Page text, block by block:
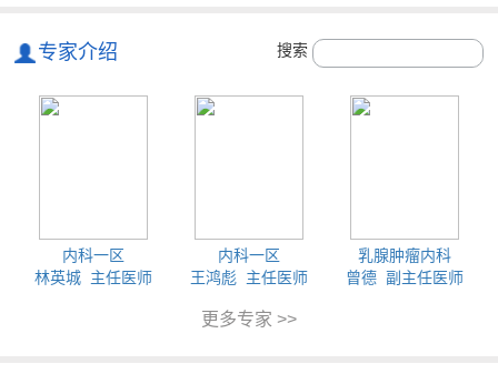
专家介绍 搜索
内科一区
林英城 主任医师
内科一区
王鸿彪 主任医师
乳腺肿瘤内科
曾德 副主任医师
更多专家 >>